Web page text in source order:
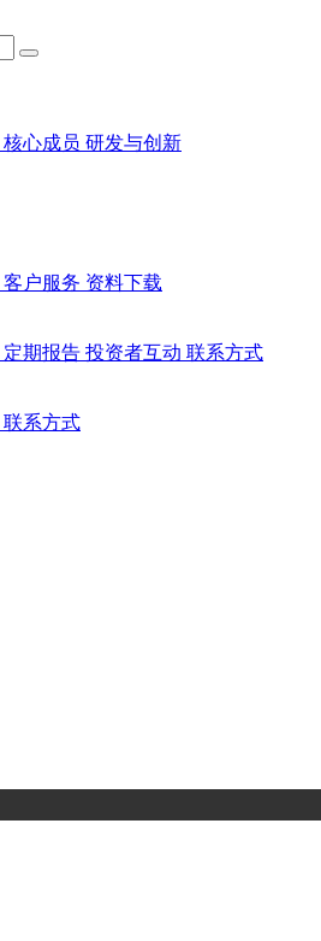
核心成员 研发与创新
客户服务 资料下载
定期报告 投资者互动 联系方式
联系方式